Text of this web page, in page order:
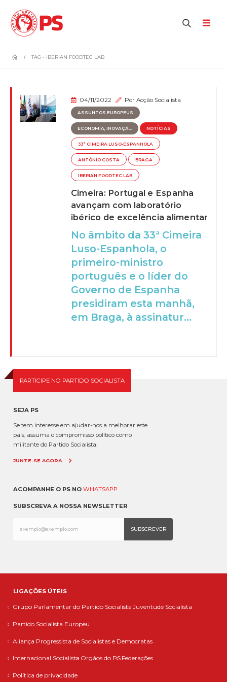
TAG - IBERIAN FOODTEC LAB
04/11/2022 PorAcção Socialista
ASSUNTOS EUROPEUS
ECONOMIA, INOVAÇÃ... NOTÍCIAS
33ª CIMEIRA LUSO-ESPANHOLA
ANTÓNIO COSTA BRAGA
IBERIAN FOODTEC LAB
Cimeira: Portugal e Espanha
avançam com laboratório
ibérico de excelência alimentar
No âmbito da 33ª Cimeira
Luso-Espanhola, o
primeiro-ministro
português e o líder do
Governo de Espanha
presidiram esta manhã,
em Braga, à assinatur...
PARTICIPE NO PARTIDO SOCIALISTA
SEJA PS
Se tem interesse em ajudar-nos a melhorar este
país, assuma o compromisso político como
militante do Partido Socialista.
JUNTE-SE AGORA
ACOMPANHE O PS NO WHATSAPP
SUBSCREVA A NOSSA NEWSLETTER
LIGAÇÕES ÚTEIS
Grupo Parlamentar do Partido Socialista Juventude Socialista
Partido Socialista Europeu
Aliança Progressista de Socialistas e Democratas
Internacional Socialista Orgãos do PS Federações
Política de privacidade